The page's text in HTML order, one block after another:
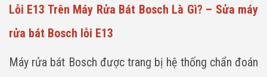
Lỗi E13 Trên Máy Rửa Bát Bosch Là Gì? – Sửa máy
rửa bát Bosch lỗi E13
Máy rửa bát Bosch được trang bị hệ thống chẩn đoán